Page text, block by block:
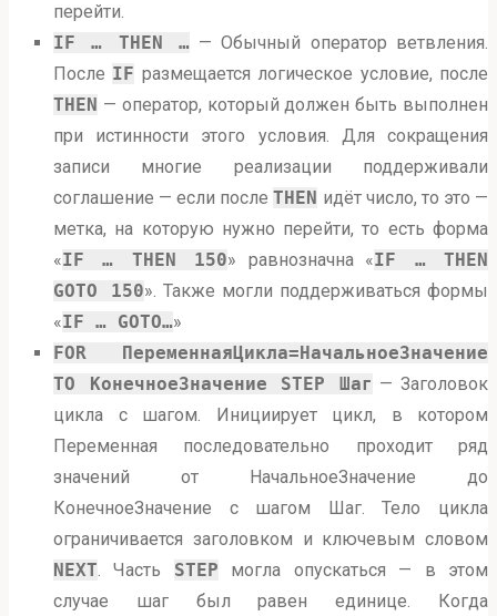
перейти.
IF … THEN …— Обычный оператор ветвления.
После IF размещается логическое условие, после
THEN — оператор, который должен быть выполнен
при истинности этого условия. Для сокращения
записи многие реализации поддерживали
соглашение — если послеTHEN идёт число, то это —
метка, на которую нужно перейти, то есть форма
«IF … THEN 150» равнозначна «IF … THEN
GOTO 150». Также могли поддерживаться формы
«IF … GOTO…»
FOR ПеременнаяЦикла=НачальноеЗначение
TO КонечноеЗначение STEP Шаг — Заголовок
цикла с шагом. Инициирует цикл, в котором
Переменная последовательно проходит ряд
значений от НачальноеЗначение до
КонечноеЗначение с шагом Шаг. Тело цикла
ограничивается заголовком и ключевым словом
NEXT. Часть STEP могла опускаться — в этом
случае шаг был равен единице. Когда